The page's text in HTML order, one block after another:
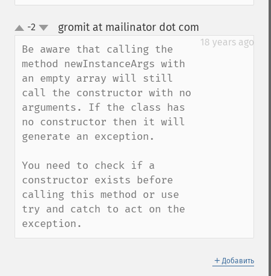
up
down
-2 gromit at mailinator dot com
18 years ago
Be aware that calling the
method newInstanceArgs with
an empty array will still
call the constructor with no
arguments. If the class has
no constructor then it will
generate an exception.
You need to check if a
constructor exists before
calling this method or use
try and catch to act on the
exception.
＋ Добавить